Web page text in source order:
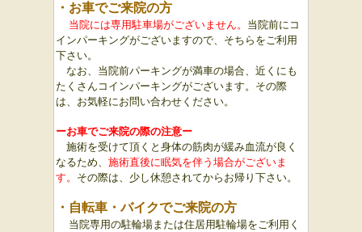
・お車でご来院の方
当院には専用駐車場がございません。 当院前にコ
インパーキングがございますので、そちらをご利用
下さい。
なお、当院前パーキングが満車の場合、近くにも
たくさんコインパーキングがございます。その際
は、お気軽にお問い合わせください。
ーお車でご来院の際の注意ー
施術を受けて頂くと身体の筋肉が緩み血流が良く
なるため、 施術直後に眠気を伴う 場合がございま
す。 その際は、少し休憩されてからお帰り下さい。
・ 自転車・バイクでご来院の方
当院専用の駐輪場または住居用駐輪場をご利用く